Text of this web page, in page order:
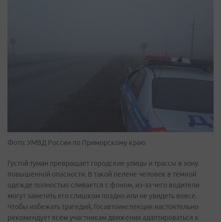
Фото: УМВД России по Приморскому краю
Густой туман превращает городские улицы и трассы в зону
повышенной опасности. В такой пелене человек в темной
одежде полностью сливается с фоном, из-за чего водители
могут заметить его слишком поздно или не увидеть вовсе.
Чтобы избежать трагедий, Госавтоинспекция настоятельно
рекомендует всем участникам движения адаптироваться к